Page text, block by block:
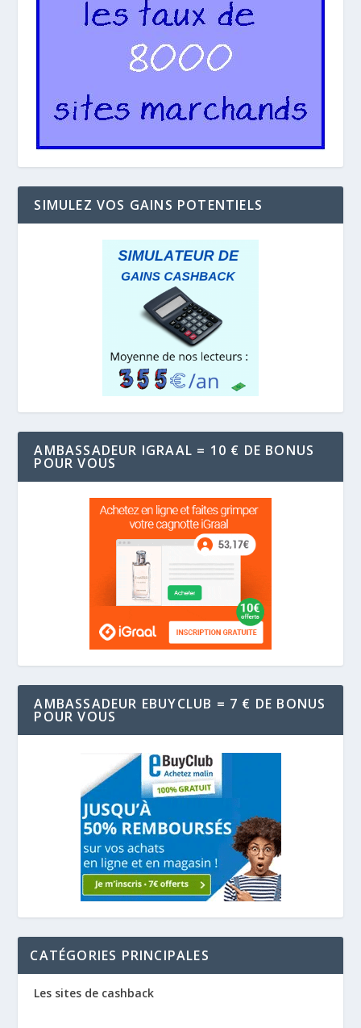
SIMULEZ VOS GAINS POTENTIELS
AMBASSADEUR IGRAAL = 10 € DE BONUS
POUR VOUS
AMBASSADEUR EBUYCLUB = 7 € DE BONUS
POUR VOUS
CATÉGORIES PRINCIPALES
Les sites de cashback